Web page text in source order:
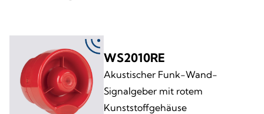
WS2010RE
Akustischer Funk-Wand-
Signalgeber mit rotem
Kunststoffgehäuse